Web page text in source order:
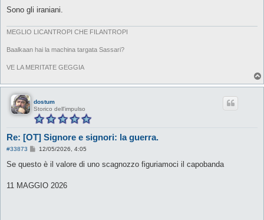
Sono gli iraniani.
MEGLIO LICANTROPI CHE FILANTROPI
Baalkaan hai la machina targata Sassari?
VE LA MERITATE GEGGIA
dostum
Storico dell'impulso
Re: [OT] Signore e signori: la guerra.
#33873
M
s
g
12/05/2026, 4:05
Se questo è il valore di uno scagnozzo figuriamoci il capobanda
11 MAGGIO 2026